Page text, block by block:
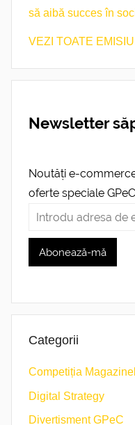
să aibă succes în
VEZI TOATE
Newsletter
Noutăți e-
oferte speciale
Categorii
Competiția
Digital Strategy
Divertisment GPeC